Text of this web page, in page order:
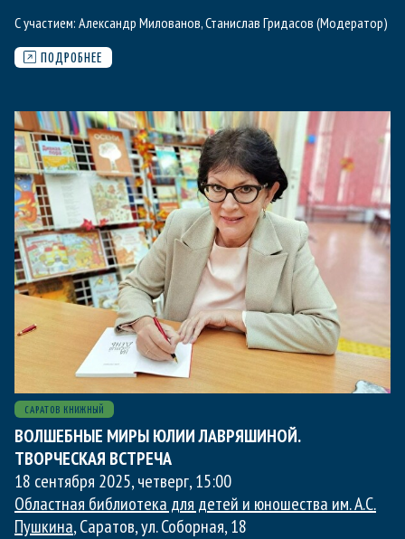
С участием: Александр Милованов,Станислав Гридасов (Модератор)
ПОДРОБНЕЕ
САРАТОВ КНИЖНЫЙ
ВОЛШЕБНЫЕ МИРЫ ЮЛИИ ЛАВРЯШИНОЙ.
ТВОРЧЕСКАЯ ВСТРЕЧА
18 сентября 2025, четверг,15:00
Областная библиотека для детей и юношества им. А.С.
Пушкина, Саратов, ул. Соборная, 18